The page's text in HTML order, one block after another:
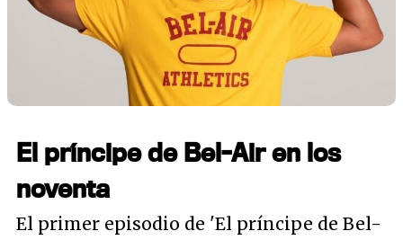
El príncipe de Bel-Air en los
noventa
El primer episodio de 'El príncipe de Bel-